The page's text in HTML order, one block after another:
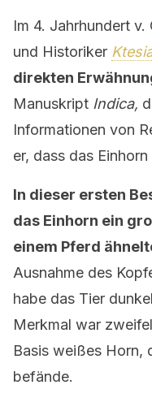
Im 4. Jahrhundert
und Historiker
direkten
Manuskript Indica,
Informationen von
er, dass das
In dieser ersten
das Einhorn ein
einem Pferd
Ausnahme des
habe das Tier
Merkmal war
Basis weißes Horn,
befände.